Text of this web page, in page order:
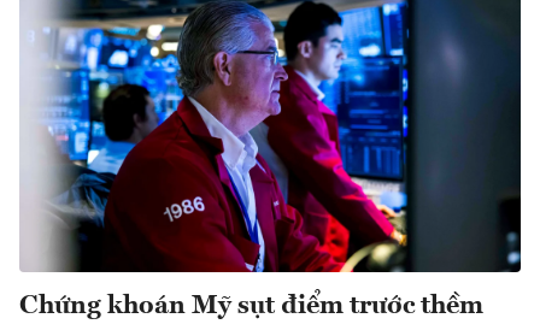
Chứng khoán Mỹ sụt điểm trước thềm